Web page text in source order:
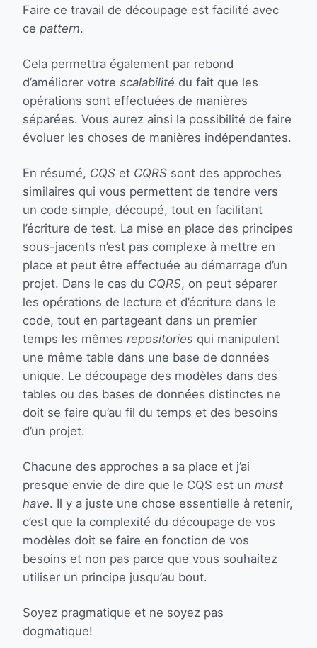
Faire ce travail de découpage est facilité avec
ce pattern.
Cela permettra également par rebond
d’améliorer votre scalabilité du fait que les
opérations sont effectuées de manières
séparées. Vous aurez ainsi la possibilité de faire
évoluer les choses de manières indépendantes.
En résumé, CQS et CQRS sont des approches
similaires qui vous permettent de tendre vers
un code simple, découpé, tout en facilitant
l’écriture de test. La mise en place des principes
sous-jacents n’est pas complexe à mettre en
place et peut être effectuée au démarrage d’un
projet. Dans le cas du CQRS, on peut séparer
les opérations de lecture et d’écriture dans le
code, tout en partageant dans un premier
temps les mêmes repositories qui manipulent
une même table dans une base de données
unique. Le découpage des modèles dans des
tables ou des bases de données distinctes ne
doit se faire qu’au fil du temps et des besoins
d’un projet.
Chacune des approches a sa place et j’ai
presque envie de dire que le CQS est un must
have. Il y a juste une chose essentielle à retenir,
c’est que la complexité du découpage de vos
modèles doit se faire en fonction de vos
besoins et non pas parce que vous souhaitez
utiliser un principe jusqu’au bout.
Soyez pragmatique et ne soyez pas
dogmatique!